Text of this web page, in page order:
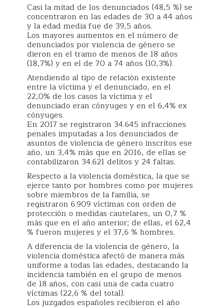
Casi la mitad de los denunciados (48,5 %) se
concentraron en las edades de 30 a 44 años
y la edad media fue de 39,5 años.
Los mayores aumentos en el número de
denunciados por violencia de género se
dieron en el tramo de menos de 18 años
(18,7%) y en el de 70 a 74 años (10,3%).
Atendiendo al tipo de relación existente
entre la víctima y el denunciado, en el
22,0% de los casos la víctima y el
denunciado eran cónyuges y en el 6,4% ex
cónyuges.
En 2017 se registraron 34.645 infracciones
penales imputadas a los denunciados de
asuntos de violencia de género inscritos ese
año, un 3,4% más que en 2016, de ellas se
contabilizaron 34.621 delitos y 24 faltas.
Respecto a la violencia doméstica, la que se
ejerce tanto por hombres como por mujeres
sobre miembros de la familia, se
registraron 6.909 víctimas con orden de
protección o medidas cautelares, un 0,7 %
más que en el año anterior; de ellas, el 62,4
% fueron mujeres y el 37,6 % hombres.
A diferencia de la violencia de género, la
violencia doméstica afectó de manera más
uniforme a todas las edades, destacando la
incidencia también en el grupo de menos
de 18 años, con casi una de cada cuatro
víctimas (22,6 % del total).
Los juzgados españoles recibieron el año